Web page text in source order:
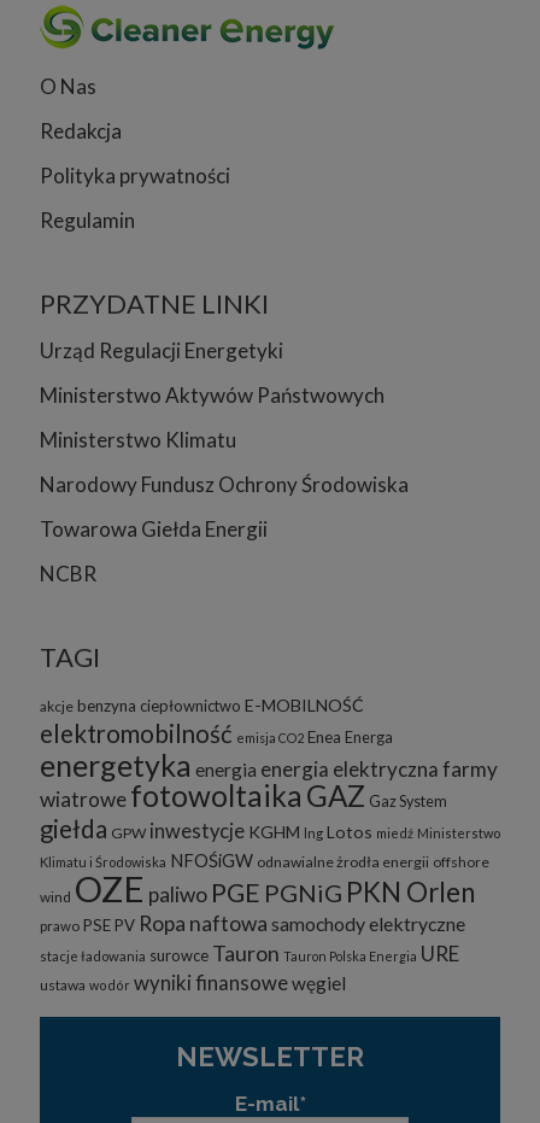
O Nas
Redakcja
Polityka prywatności
Regulamin
PRZYDATNE LINKI
Urząd Regulacji Energetyki
Ministerstwo Aktywów Państwowych
Ministerstwo Klimatu
Narodowy Fundusz Ochrony Środowiska
Towarowa Giełda Energii
NCBR
TAGI
akcje benzyna ciepłownictwo E-MOBILNOŚĆ
elektromobilność emisja CO2 Enea Energa
energetyka energia energia elektrycznafarmy
wiatrowefotowoltaika GAZ Gaz System
giełda GPW inwestycje KGHM lng Lotos miedź Ministerstwo
Klimatu i Środowiska NFOŚiGW odnawialne żrodła energii offshore
wind OZE paliwo PGE PGNiG PKN Orlen
prawo PSE PV Ropa naftowa samochody elektryczne
stacje ładowania surowce Tauron Tauron Polska Energia URE
ustawa wodór wyniki finansowewęgiel
NEWSLETTER
E-mail*